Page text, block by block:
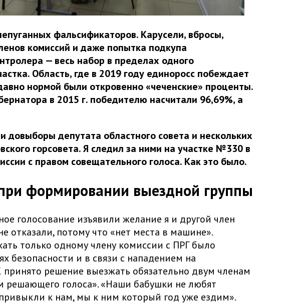
фальсификаторов. Карусели, вбросы,
комиссий и даже попытка подкупа
— весь набор в пределах одного
Область, где в 2019 году единоросс побеждает
нормой были откровенно «чеченские» проценты.
в 2015 г. победителю насчитали 96,69%, а
довыборы депутата областного совета и нескольких
горсовета. Я следил за ними на участке №330 в
с правом совещательного голоса. Как это было.
формировании выездной группы
голосование изъявили желание я и другой член
отказали, потому что «нет места в машине».
только одному члену комиссии с ПРГ было
безопасности и в связи с нападением на
решение выезжать обязательно двум членам
решающего голоса». «Наши бабушки не любят
к нам, мы к ним который год уже ездим».